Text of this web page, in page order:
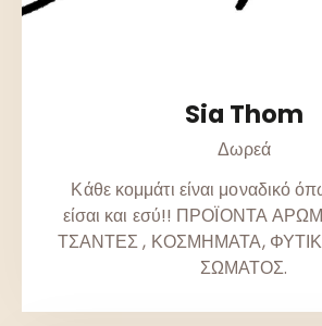
Sia Thom
Δωρεά
Κάθε κομμάτι είναι μοναδικό
είσαι και εσύ!! ΠΡΟΪΟΝΤΑ
ΤΣΑΝΤΕΣ , ΚΟΣΜΗΜΑΤΑ,
ΣΩΜΑΤΟΣ.